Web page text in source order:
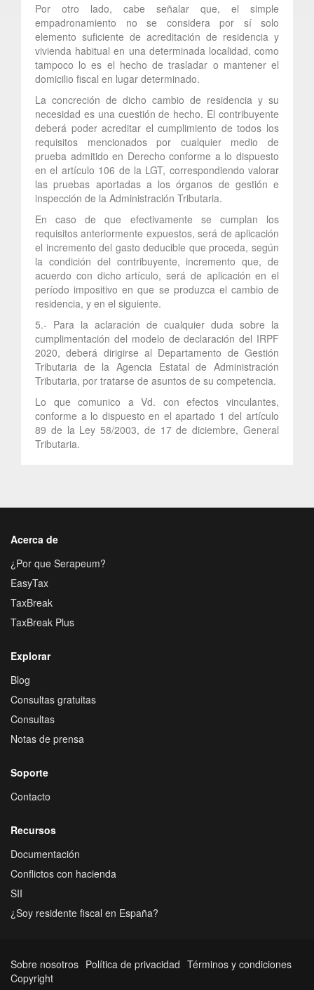
Por otro lado, cabe señalar que, el simple
empadronamiento no se considera por sí solo
elemento suficiente de acreditación de residencia y
vivienda habitual en una determinada localidad, como
tampoco lo es el hecho de trasladar o mantener el
domicilio fiscal en lugar determinado.
La concreción de dicho cambio de residencia y su
necesidad es una cuestión de hecho. El contribuyente
deberá poder acreditar el cumplimiento de todos los
requisitos mencionados por cualquier medio de
prueba admitido en Derecho conforme a lo dispuesto
en el artículo 106 de la LGT, correspondiendo valorar
las pruebas aportadas a los órganos de gestión e
inspección de la Administración Tributaria.
En caso de que efectivamente se cumplan los
requisitos anteriormente expuestos, será de aplicación
el incremento del gasto deducible que proceda, según
la condición del contribuyente, incremento que, de
acuerdo con dicho artículo, será de aplicación en el
período impositivo en que se produzca el cambio de
residencia, y en el siguiente.
5.- Para la aclaración de cualquier duda sobre la
cumplimentación del modelo de declaración del IRPF
2020, deberá dirigirse al Departamento de Gestión
Tributaria de la Agencia Estatal de Administración
Tributaria, por tratarse de asuntos de su competencia.
Lo que comunico a Vd. con efectos vinculantes,
conforme a lo dispuesto en el apartado 1 del artículo
89 de la Ley 58/2003, de 17 de diciembre, General
Tributaria.
Acerca de
¿Por que Serapeum?
EasyTax
TaxBreak
TaxBreak Plus
Explorar
Blog
Consultas gratuitas
Consultas
Notas de prensa
Soporte
Contacto
Recursos
Documentación
Conflictos con hacienda
SII
¿Soy residente fiscal en España?
Sobre nosotros Política de privacidad Términos y condiciones
Copyright